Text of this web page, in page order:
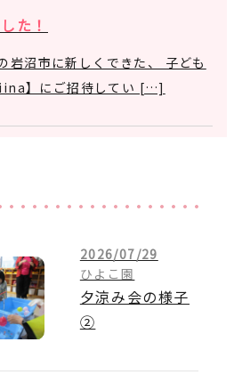
た！
岩沼市に新しくできた、 子ども
】にご招待してい […]
2026/07/29
ひよこ園
夕涼み会の様子
②